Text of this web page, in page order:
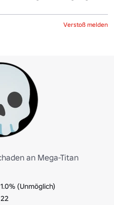
Verstoß melden
an Mega-Titan
1.0% (Unmöglich)
22